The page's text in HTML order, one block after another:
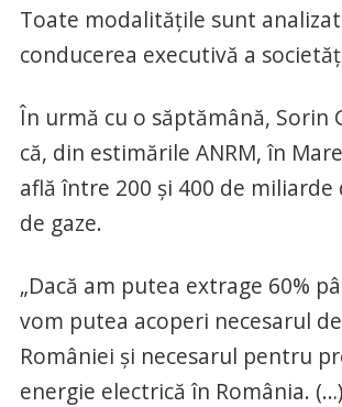
Toate modalităţile sunt
conducerea executivă a
În urmă cu o săptămână, Sorin
că, din estimările ANRM, în
află între 200 şi 400 de
de gaze.
„Dacă am putea extrage 60%
vom putea acoperi necesarul
României şi necesarul pentru
energie electrică în România.